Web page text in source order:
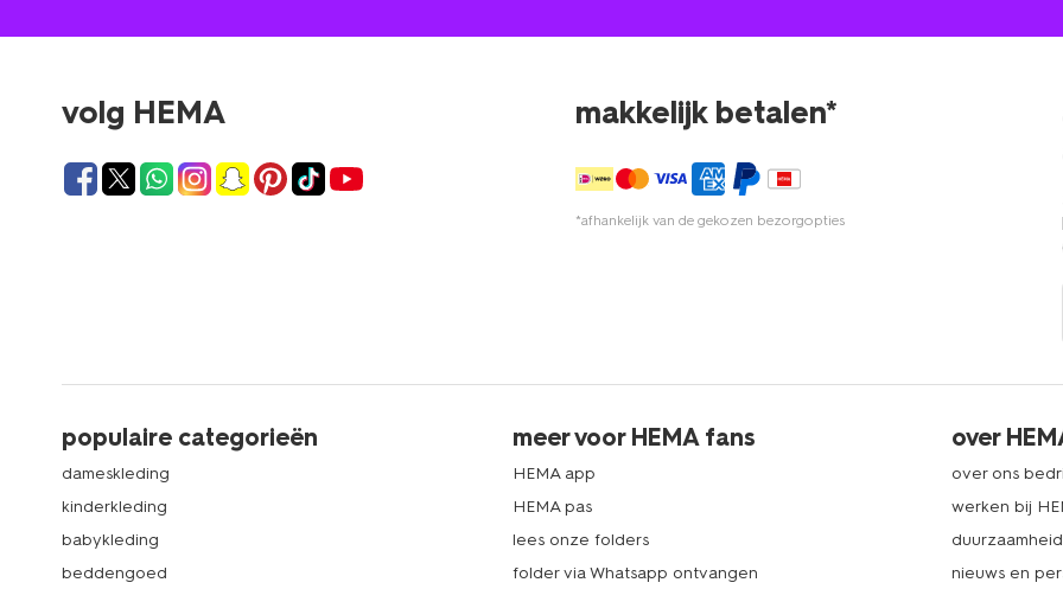
volg HEMA makkelijk betalen*
*afhankelijk van de gekozen bezorgopties
populaire categorieën
dameskleding
kinderkleding
babykleding
beddengoed
meer voor HEMA fans
HEMA app
HEMA pas
lees onze folders
folder via Whatsapp ontvangen
over
over ons
werken bij
duurzaamheid
nieuws en